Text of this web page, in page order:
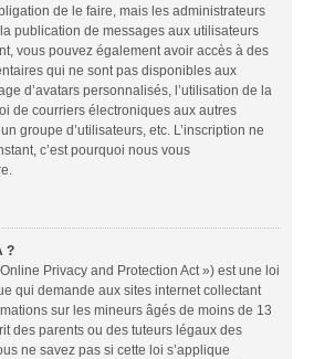
de le faire, mais les administrateurs
publication de messages aux utilisateurs
vous pouvez également avoir accès à des
qui ne sont pas disponibles aux
d’avatars personnalisés, l’utilisation de la
de courriers électroniques aux autres
groupe d’utilisateurs, etc. L’inscription ne
c’est pourquoi nous vous
?
Privacy and Protection Act ») est une loi
qui demande aux sites internet collectant
sur les mineurs âgés de moins de 13
des parents ou des tuteurs légaux des
ne savez pas si cette loi s’applique